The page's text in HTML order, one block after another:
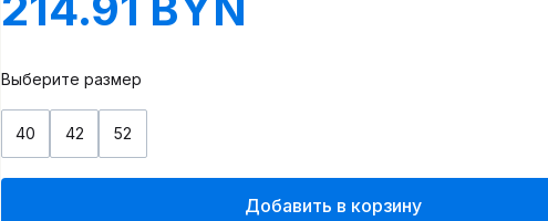
Выберите размер
40 42 52
Добавить в корзину